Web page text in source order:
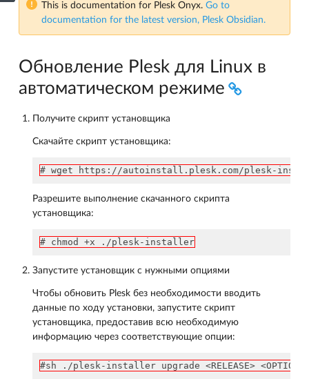
This is documentation for Plesk Onyx. Go to
documentation for the latest version, Plesk Obsidian.
Обновление Plesk для Linux в
автоматическом режиме
Получите скрипт установщика
Скачайте скрипт установщика:
# wget https://autoinstall.plesk.com/plesk-
Разрешите выполнение скачанного скрипта
установщика:
# chmod +x ./plesk-installer
Запустите установщик с нужными опциями
Чтобы обновить Plesk без необходимости вводить
данные по ходу установки, запустите скрипт
установщика, предоставив всю необходимую
информацию через соответствующие опции:
#sh ./plesk-installer upgrade <RELEASE>